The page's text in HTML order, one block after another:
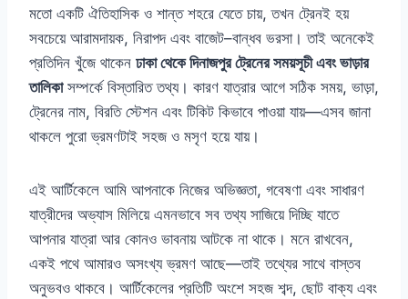
মতো একটি ঐতিহাসিক ও শান্ত শহরে যেতে চায়, তখন ট্রেনই হয়
সবচেয়ে আরামদায়ক, নিরাপদ এবং বাজেট–বান্ধব ভরসা। তাই অনেকেই
প্রতিদিন খুঁজে থাকেন ঢাকা থেকে দিনাজপুর ট্রেনের সময়সূচী এবং ভাড়ার
তালিকাসম্পর্কে বিস্তারিত তথ্য। কারণ যাত্রার আগে সঠিক সময়, ভাড়া,
ট্রেনের নাম, বিরতি স্টেশন এবং টিকিট কিভাবে পাওয়া যায়—এসব জানা
থাকলে পুরো ভ্রমণটাই সহজ ও মসৃণ হয়ে যায়।
এই আর্টিকেলে আমি আপনাকে নিজের অভিজ্ঞতা, গবেষণা এবং সাধারণ
যাত্রীদের অভ্যাস মিলিয়ে এমনভাবে সব তথ্য সাজিয়ে দিচ্ছি যাতে
আপনার যাত্রা আর কোনও ভাবনায় আটকে না থাকে। মনে রাখবেন,
একই পথে আমারও অসংখ্য ভ্রমণ আছে—তাই তথ্যের সাথে বাস্তব
অনুভবও থাকবে। আর্টিকেলের প্রতিটি অংশে সহজ শব্দ, ছোট বাক্য এবং